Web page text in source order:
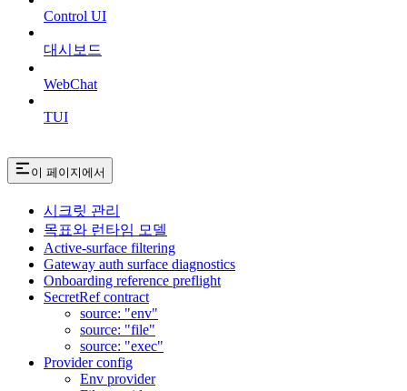
Control UI
대시보드
WebChat
TUI
이 페이지에서
시크릿 관리
목표와 런타임 모델
Active-surface filtering
Gateway auth surface diagnostics
Onboarding reference preflight
SecretRef contract
source: "env"
source: "file"
source: "exec"
Provider config
Env provider